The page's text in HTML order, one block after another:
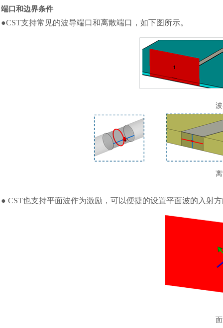
端口和边界条件
●CST支持常见的波导端口和离散端口，如下图所示。
● CST也支持平面波作为激励，可以便捷的设置平面波的入射